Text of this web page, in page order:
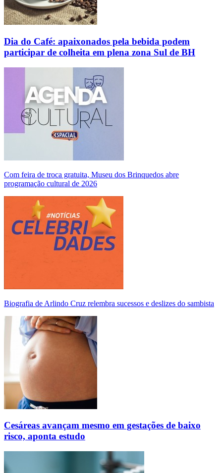
Dia do Café: apaixonados pela bebida podem
participar de colheita em plena zona Sul de BH
Com feira de troca gratuita, Museu dos Brinquedos abre
programação cultural de 2026
Biografia de Arlindo Cruz relembra sucessos e deslizes do sambista
Cesáreas avançam mesmo em gestações de baixo
risco, aponta estudo